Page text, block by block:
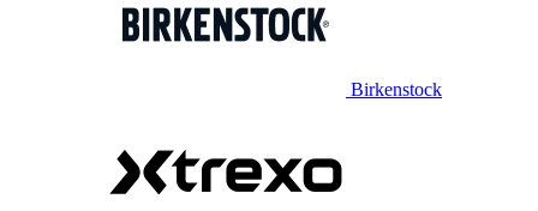
Birkenstock